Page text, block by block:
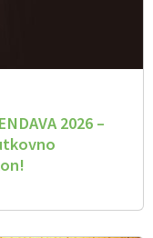
2026 –